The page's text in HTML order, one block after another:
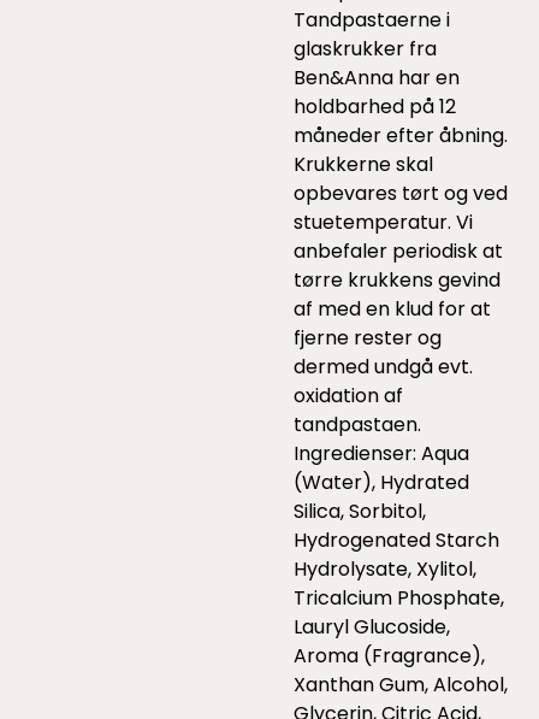
Tandpastaerne i
glaskrukker fra
Ben&Anna har en
holdbarhed på 12
måneder efter åbning.
Krukkerne skal
opbevares tørt og ved
stuetemperatur. Vi
anbefaler periodisk at
tørre krukkens gevind
af med en klud for at
fjerne rester og
dermed undgå evt.
oxidation af
tandpastaen.
Ingredienser: Aqua
(Water), Hydrated
Silica, Sorbitol,
Hydrogenated Starch
Hydrolysate, Xylitol,
Tricalcium Phosphate,
Lauryl Glucoside,
Aroma (Fragrance),
Xanthan Gum, Alcohol,
Glycerin, Citric Acid,